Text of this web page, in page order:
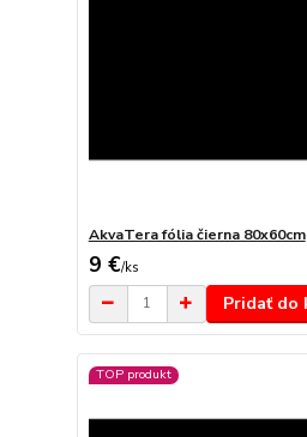
AkvaTera fólia čierna 80x60cm
9 €/ks
Pridať do
TOP produkt